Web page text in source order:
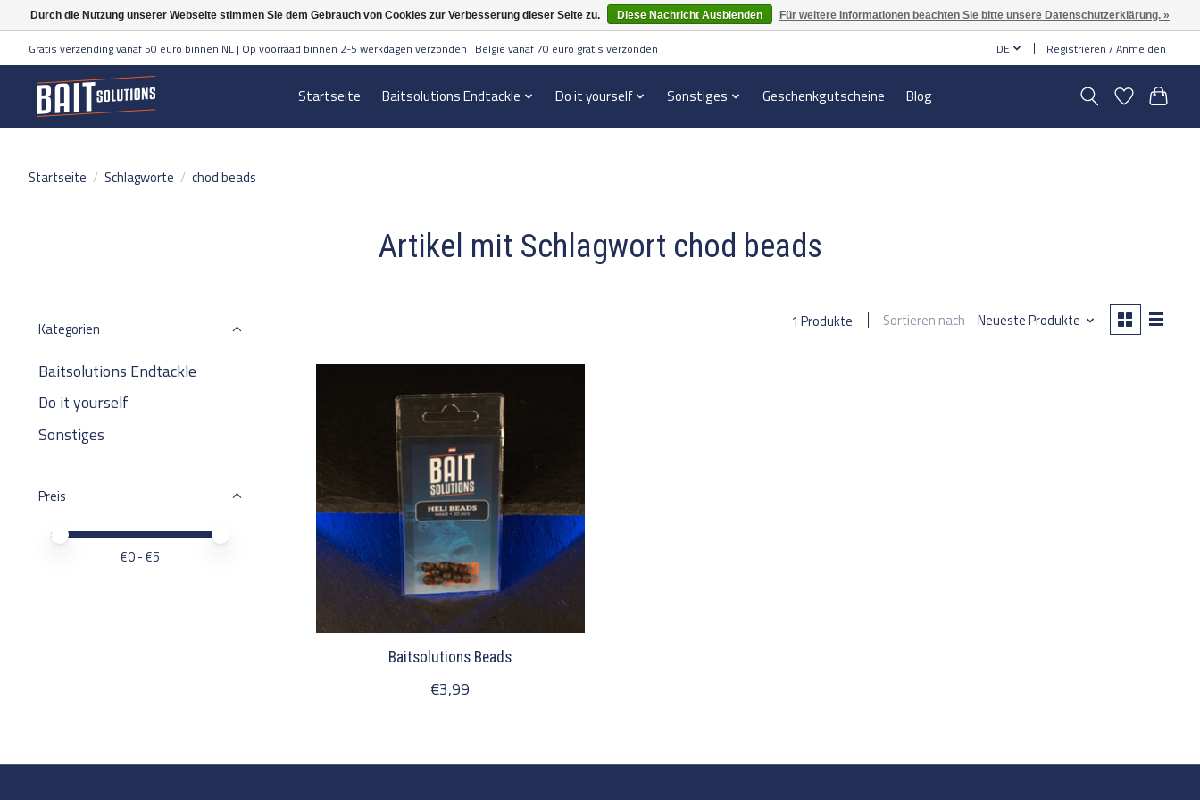
Gratis verzending vanaf 50 euro binnen NL | Op voorraad binnen 2-5 werkdagen verzonden | België vanaf 70 euro gratis verzonden DE Registrieren / Anmelden
Startseite Baitsolutions Endtackle Do it yourself Sonstiges Geschenkgutscheine Blog
Startseite / Schlagworte / chod beads
Artikel mit Schlagwort chod beads
Kategorien
Baitsolutions Endtackle
Do it yourself
Sonstiges
Preis
Preis – Mindestwert
Price maximum value
€0- €5
1 Produkte Sortieren nach Neueste Produkte
Baitsolutions Beads
€3,99
Durch die Nutzung unserer Webseite stimmen Sie dem Gebrauch von Cookies zur Verbesserung dieser Seite zu. Diese Nachricht Ausblenden Für weitere Informationen beachten Sie bitte unsere Datenschutzerklärung. »